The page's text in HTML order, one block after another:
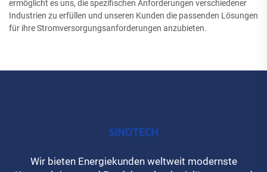
ermöglicht es uns, die spezifischen Anforderungen verschiedener
Industrien zu erfüllen und unseren Kunden die passenden Lösungen
für ihre Stromversorgungsanforderungen anzubieten.
Wir bieten Energiekunden weltweit modernste